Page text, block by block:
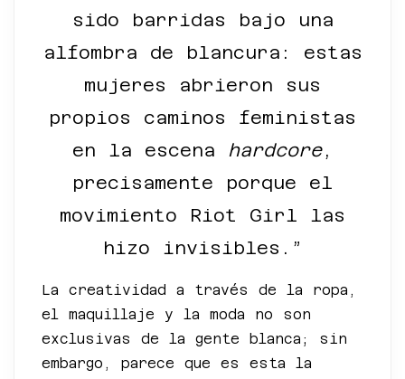
sido barridas bajo una
alfombra de blancura: estas
mujeres abrieron sus
propios caminos feministas
en la escena hardcore,
precisamente porque el
movimiento Riot Girl las
hizo invisibles.”
La creatividad a través de la ropa,
el maquillaje y la moda no son
exclusivas de la gente blanca; sin
embargo, parece que es esta la